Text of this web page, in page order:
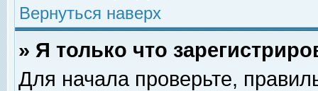
Вернуться наверх
» Я только что
Для начала проверьте,